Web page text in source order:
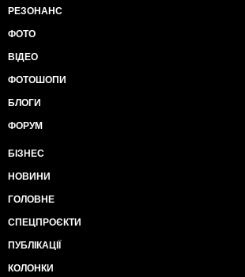
РЕЗОНАНС
ФОТО
ВІДЕО
ФОТОШОПИ
БЛОГИ
ФОРУМ
БІЗНЕС
НОВИНИ
ГОЛОВНЕ
СПЕЦПРОЄКТИ
ПУБЛІКАЦІЇ
КОЛОНКИ